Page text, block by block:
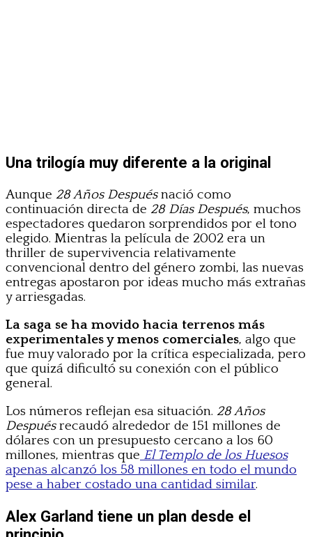
Una trilogía muy diferente a la original
Aunque 28 Años Despuésnació como
continuación directa de 28 Días Después, muchos
espectadores quedaron sorprendidos por el tono
elegido. Mientras la película de 2002 era un
thriller de supervivencia relativamente
convencional dentro del género zombi, las nuevas
entregas apostaron por ideas mucho más extrañas
y arriesgadas.
La saga se ha movido hacia terrenos más
experimentales y menos comerciales, algo que
fue muy valorado por la crítica especializada, pero
que quizá dificultó su conexión con el público
general.
Los números reflejan esa situación. 28 Años
Despuésrecaudó alrededor de 151 millones de
dólares con un presupuesto cercano a los 60
millones, mientras que El Templo de los Huesos
apenas alcanzó los 58 millones en todo el mundo
pese a haber costado una cantidad similar.
Alex Garland tiene un plan desde el